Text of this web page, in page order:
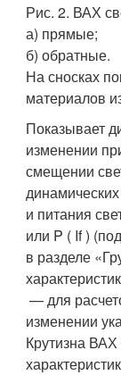
Рис. 2. ВАХ
а) прямые;
б) обратные.
На сносках
материалов
Показывает
изменении
смещении
и питания
или P ( If)
в разделе
— для
изменении
Крутизна ВАХ